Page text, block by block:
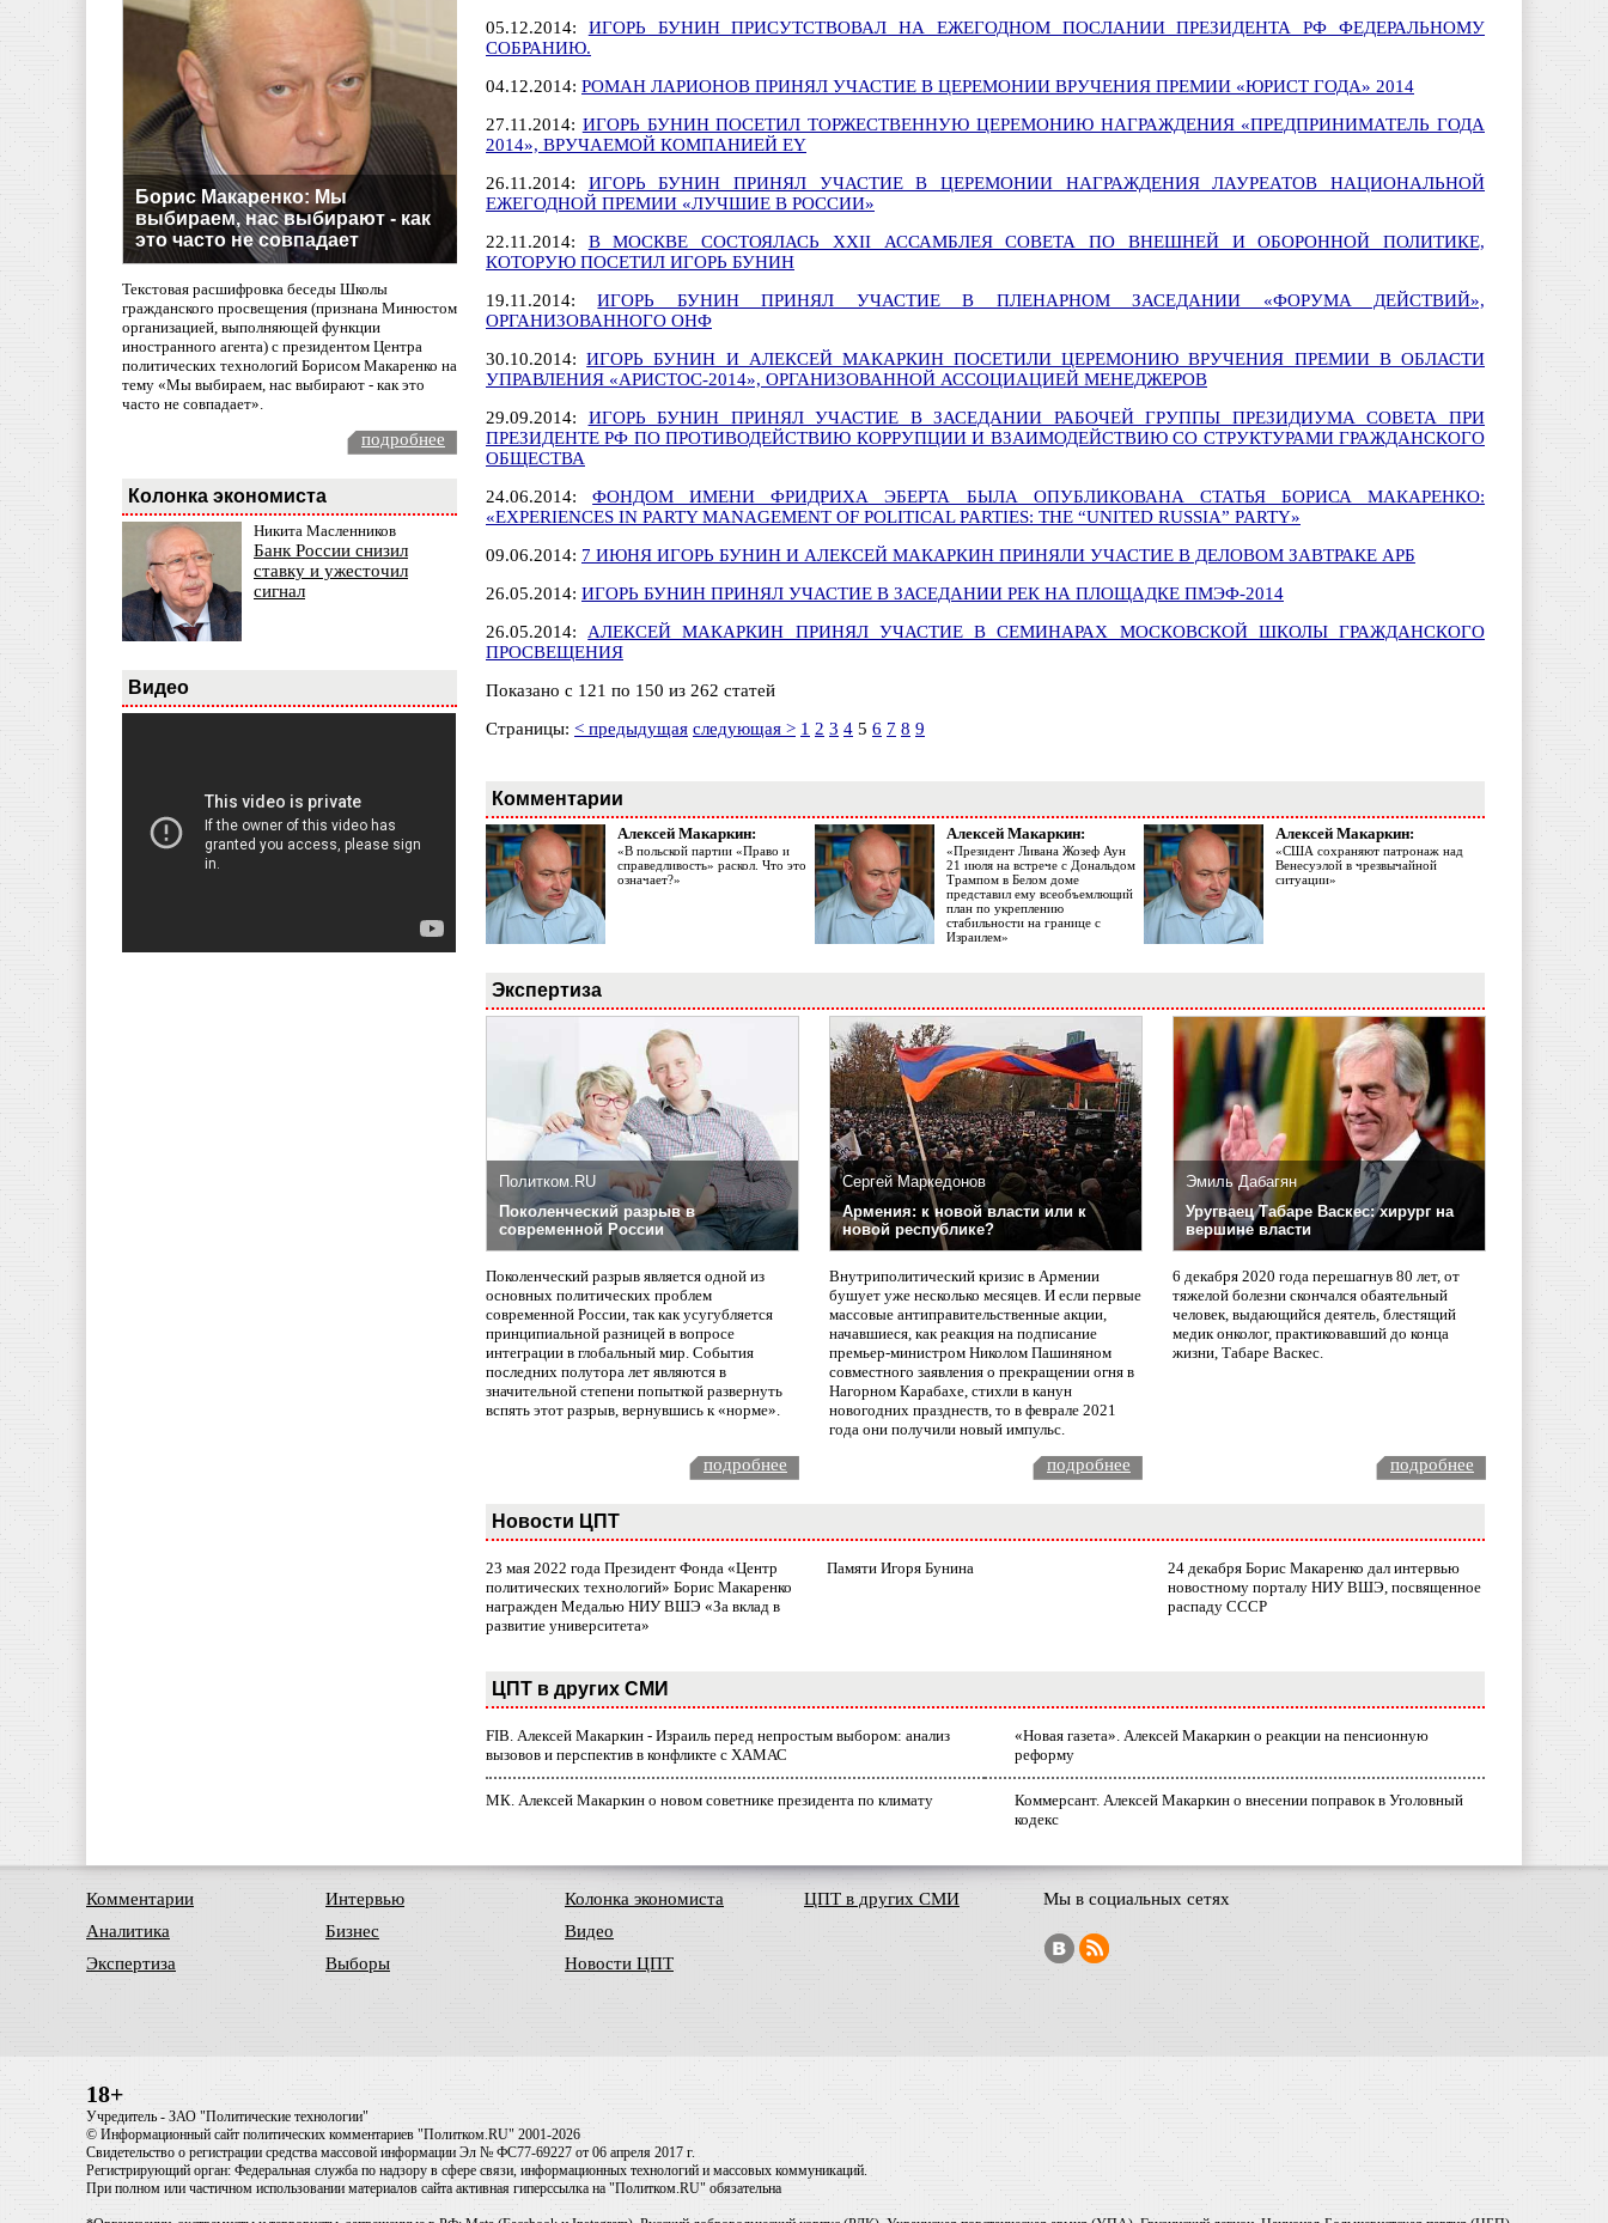
Борис Макаренко: Мы
выбираем, нас выбирают - как
это часто не совпадает
Текстовая расшифровка беседы Школы
гражданского просвещения (признана Минюстом
организацией, выполняющей функции
иностранного агента) с президентом Центра
политических технологий Борисом Макаренко на
тему «Мы выбираем, нас выбирают - как это
часто не совпадает».
подробнее
Колонка экономиста
Никита Масленников
Банк России снизил
ставку и ужесточил
сигнал
Видео
05.12.2014: ИГОРЬ БУНИН ПРИСУТСТВОВАЛ НА ЕЖЕГОДНОМ ПОСЛАНИИ ПРЕЗИДЕНТА РФ ФЕДЕРАЛЬНОМУ
СОБРАНИЮ.
04.12.2014: РОМАН ЛАРИОНОВ ПРИНЯЛ УЧАСТИЕ В ЦЕРЕМОНИИ ВРУЧЕНИЯ ПРЕМИИ «ЮРИСТ ГОДА» 2014
27.11.2014: ИГОРЬ БУНИН ПОСЕТИЛ ТОРЖЕСТВЕННУЮ ЦЕРЕМОНИЮ НАГРАЖДЕНИЯ «ПРЕДПРИНИМАТЕЛЬ ГОДА
2014», ВРУЧАЕМОЙ КОМПАНИЕЙ EY
26.11.2014: ИГОРЬ БУНИН ПРИНЯЛ УЧАСТИЕ В ЦЕРЕМОНИИ НАГРАЖДЕНИЯ ЛАУРЕАТОВ НАЦИОНАЛЬНОЙ
ЕЖЕГОДНОЙ ПРЕМИИ «ЛУЧШИЕ В РОССИИ»
22.11.2014: В МОСКВЕ СОСТОЯЛАСЬ XXII АССАМБЛЕЯ СОВЕТА ПО ВНЕШНЕЙ И ОБОРОННОЙ ПОЛИТИКЕ,
КОТОРУЮ ПОСЕТИЛ ИГОРЬ БУНИН
19.11.2014:ИГОРЬ БУНИН ПРИНЯЛ УЧАСТИЕ В ПЛЕНАРНОМ ЗАСЕДАНИИ «ФОРУМА ДЕЙСТВИЙ»,
ОРГАНИЗОВАННОГО ОНФ
30.10.2014:ИГОРЬ БУНИН И АЛЕКСЕЙ МАКАРКИН ПОСЕТИЛИ ЦЕРЕМОНИЮ ВРУЧЕНИЯ ПРЕМИИ В ОБЛАСТИ
УПРАВЛЕНИЯ «АРИСТОС-2014», ОРГАНИЗОВАННОЙ АССОЦИАЦИЕЙ МЕНЕДЖЕРОВ
29.09.2014: ИГОРЬ БУНИН ПРИНЯЛ УЧАСТИЕ В ЗАСЕДАНИИ РАБОЧЕЙ ГРУППЫ ПРЕЗИДИУМА СОВЕТА ПРИ
ПРЕЗИДЕНТЕ РФ ПО ПРОТИВОДЕЙСТВИЮ КОРРУПЦИИ И ВЗАИМОДЕЙСТВИЮ СО СТРУКТУРАМИ ГРАЖДАНСКОГО
ОБЩЕСТВА
24.06.2014:ФОНДОМ ИМЕНИ ФРИДРИХА ЭБЕРТА БЫЛА ОПУБЛИКОВАНА СТАТЬЯ БОРИСА МАКАРЕНКО:
«EXPERIENCES IN PARTY MANAGEMENT OF POLITICAL PARTIES: THE “UNITED RUSSIA” PARTY»
09.06.2014: 7 ИЮНЯ ИГОРЬ БУНИН И АЛЕКСЕЙ МАКАРКИН ПРИНЯЛИ УЧАСТИЕ В ДЕЛОВОМ ЗАВТРАКЕ АРБ
26.05.2014: ИГОРЬ БУНИН ПРИНЯЛ УЧАСТИЕ В ЗАСЕДАНИИ РЕК НА ПЛОЩАДКЕ ПМЭФ-2014
26.05.2014: АЛЕКСЕЙ МАКАРКИН ПРИНЯЛ УЧАСТИЕ В СЕМИНАРАХ МОСКОВСКОЙ ШКОЛЫ ГРАЖДАНСКОГО
ПРОСВЕЩЕНИЯ
Показано с 121 по 150 из 262 статей
Страницы: < предыдущая следующая > 1 2 3 4 5 6 7 8 9
Комментарии
Алексей Макаркин:
«В польской партии «Право и
справедливость» раскол. Что это
означает?»
Алексей Макаркин:
«Президент Ливана Жозеф Аун
21 июля на встрече с Дональдом
Трампом в Белом доме
представил ему всеобъемлющий
план по укреплению
стабильности на границе с
Израилем»
Алексей Макаркин:
«США сохраняют патронаж над
Венесуэлой в чрезвычайной
ситуации»
Экспертиза
Политком.RU
Поколенческий разрыв в
современной России
Поколенческий разрыв является одной из
основных политических проблем
современной России, так как усугубляется
принципиальной разницей в вопросе
интеграции в глобальный мир. События
последних полутора лет являются в
значительной степени попыткой развернуть
вспять этот разрыв, вернувшись к «норме».
Сергей Маркедонов
Армения: к новой власти или к
новой республике?
Внутриполитический кризис в Армении
бушует уже несколько месяцев. И если первые
массовые антиправительственные акции,
начавшиеся, как реакция на подписание
премьер-министром Николом Пашиняном
совместного заявления о прекращении огня в
Нагорном Карабахе, стихли в канун
новогодних празднеств, то в феврале 2021
года они получили новый импульс.
Эмиль Дабагян
Уругваец Табаре Васкес: хирург на
вершине власти
6 декабря 2020 года перешагнув 80 лет, от
тяжелой болезни скончался обаятельный
человек, выдающийся деятель, блестящий
медик онколог, практиковавший до конца
жизни, Табаре Васкес.
подробнее подробнее подробнее
Новости ЦПТ
23 мая 2022 года Президент Фонда «Центр
политических технологий» Борис Макаренко
награжден Медалью НИУ ВШЭ «За вклад в
развитие университета»
Памяти Игоря Бунина
24 декабря Борис Макаренко дал интервью
новостному порталу НИУ ВШЭ, посвященное
распаду СССР
ЦПТ в других СМИ
FIB. Алексей Макаркин - Израиль перед непростым выбором: анализ
вызовов и перспектив в конфликте с ХАМАС
«Новая газета». Алексей Макаркин о реакции на пенсионную
реформу
МК. Алексей Макаркин о новом советнике президента по климату
Коммерсант. Алексей Макаркин о внесении поправок в Уголовный
кодекс
Комментарии
Аналитика
Экспертиза
Интервью
Бизнес
Выборы
Колонка экономиста
Видео
Новости ЦПТ
ЦПТ в других СМИ Мы в социальных сетях
18+
Учредитель - ЗАО "Политические технологии"
© Информационный сайт политических комментариев "Политком.RU" 2001-2026
Свидетельство о регистрации средства массовой информации Эл № ФС77-69227 от 06 апреля 2017 г.
Регистрирующий орган: Федеральная служба по надзору в сфере связи, информационных технологий и массовых коммуникаций.
При полном или частичном использовании материалов сайта активная гиперссылка на "Политком.RU" обязательна